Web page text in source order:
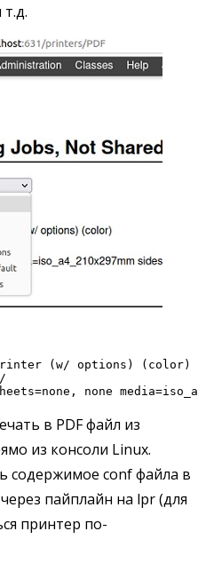
Printer (w/ options) (color)
none
в PDF файл из
из консоли Linux.
содержимое conf файла в
пайплайн на lpr (для
принтер по-